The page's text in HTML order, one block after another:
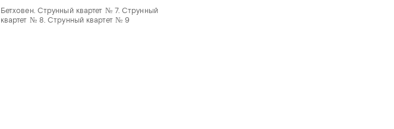
Бетховен. Струнный квартет № 7. Струнный
квартет № 8. Струнный квартет № 9